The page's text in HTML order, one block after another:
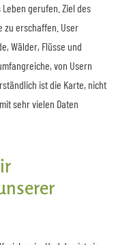
gerufen. Ziel des
zu erschaffen. User
Wälder, Flüsse und
von Usern
ist die Karte, nicht
sehr vielen Daten